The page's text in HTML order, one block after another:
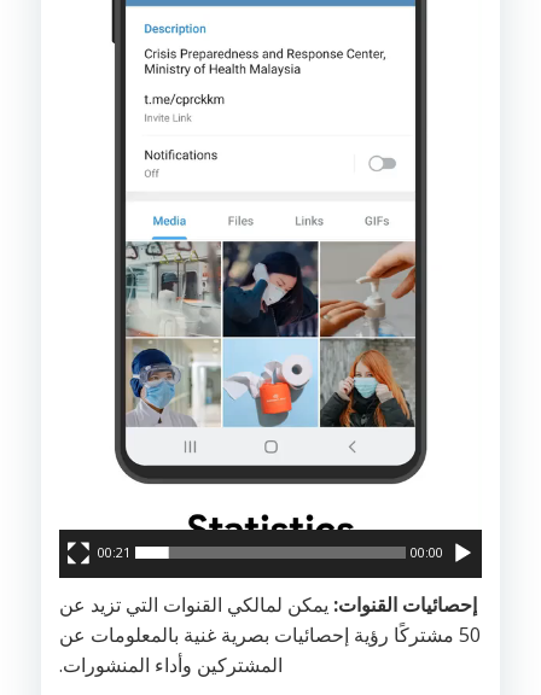
00:00
00:21
إحصائيات القنوات: يمكن لمالكي القنوات التي تزيد عن
50 مشتركًا رؤية إحصائيات بصرية غنية بالمعلومات عن
المشتركين وأداء المنشورات.